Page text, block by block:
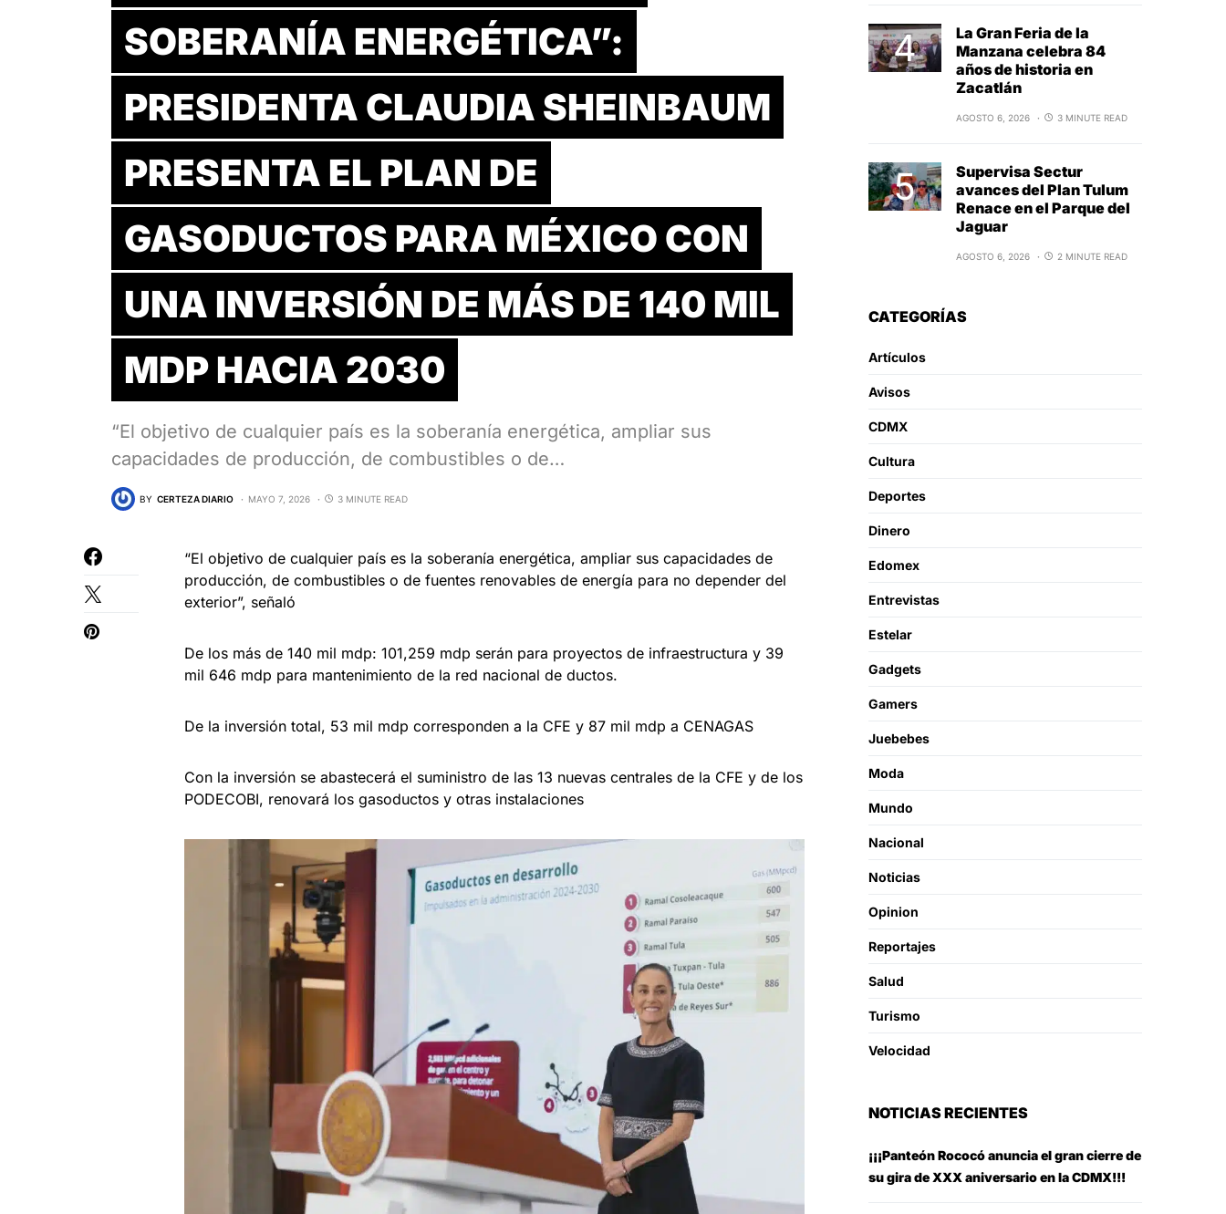
SOBERANÍA ENERGÉTICA”:
PRESIDENTA CLAUDIA SHEINBAUM
PRESENTA EL PLAN DE
GASODUCTOS PARA MÉXICO CON
UNA INVERSIÓN DE MÁS DE 140 MIL
MDP HACIA 2030
“El objetivo de cualquier país es la soberanía energética, ampliar sus
capacidades de producción, de combustibles o de…
BY CERTEZA DIARIO MAYO 7, 2026 3 MINUTE READ
“El objetivo de cualquier país es la soberanía energética, ampliar sus capacidades de
producción, de combustibles o de fuentes renovables de energía para no depender del
exterior”, señaló
De los más de 140 mil mdp: 101,259 mdp serán para proyectos de infraestructura y 39
mil 646 mdp para mantenimiento de la red nacional de ductos.
De la inversión total, 53 mil mdp corresponden a la CFE y 87 mil mdp a CENAGAS
Con la inversión se abastecerá el suministro de las 13 nuevas centrales de la CFE y de los
PODECOBI, renovará los gasoductos y otras instalaciones
La Gran Feria de la
Manzana celebra 84
años de historia en
Zacatlán
AGOSTO 6, 2026 3 MINUTE READ
Supervisa Sectur
avances del Plan Tulum
Renace en el Parque del
Jaguar
AGOSTO 6, 2026 2 MINUTE READ
CATEGORÍAS
Artículos
Avisos
CDMX
Cultura
Deportes
Dinero
Edomex
Entrevistas
Estelar
Gadgets
Gamers
Juebebes
Moda
Mundo
Nacional
Noticias
Opinion
Reportajes
Salud
Turismo
Velocidad
NOTICIAS RECIENTES
¡¡¡Panteón Rococó anuncia el gran cierre de
su gira de XXX aniversario en la CDMX!!!